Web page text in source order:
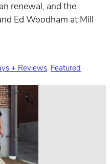
renewal, and the
Ed Woodham at Mill
+ Reviews, Featured